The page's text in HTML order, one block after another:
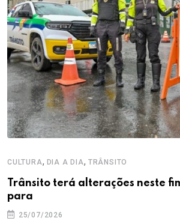
CULTURA, DIA A DIA, TRÂNSITO
Trânsito terá alterações neste
para
25/07/2026